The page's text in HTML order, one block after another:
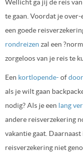
Wellicht ga jij de reis
te gaan. Voordat je
een goede
rondreizen zal een
zorgeloos van je reis te
Een kortlopende-of
als je wilt gaan
nodig? Als je een lang
andere reisverzekering
vakantie gaat.
reisverzekering niet